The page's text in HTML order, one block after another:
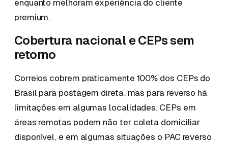
enquanto melhoram experiência do cliente
premium.
Cobertura nacional e CEPs sem
retorno
Correios cobrem praticamente 100% dos CEPs do
Brasil para postagem direta, mas para reverso há
limitações em algumas localidades. CEPs em
áreas remotas podem não ter coleta domiciliar
disponível, e em algumas situações o PAC reverso